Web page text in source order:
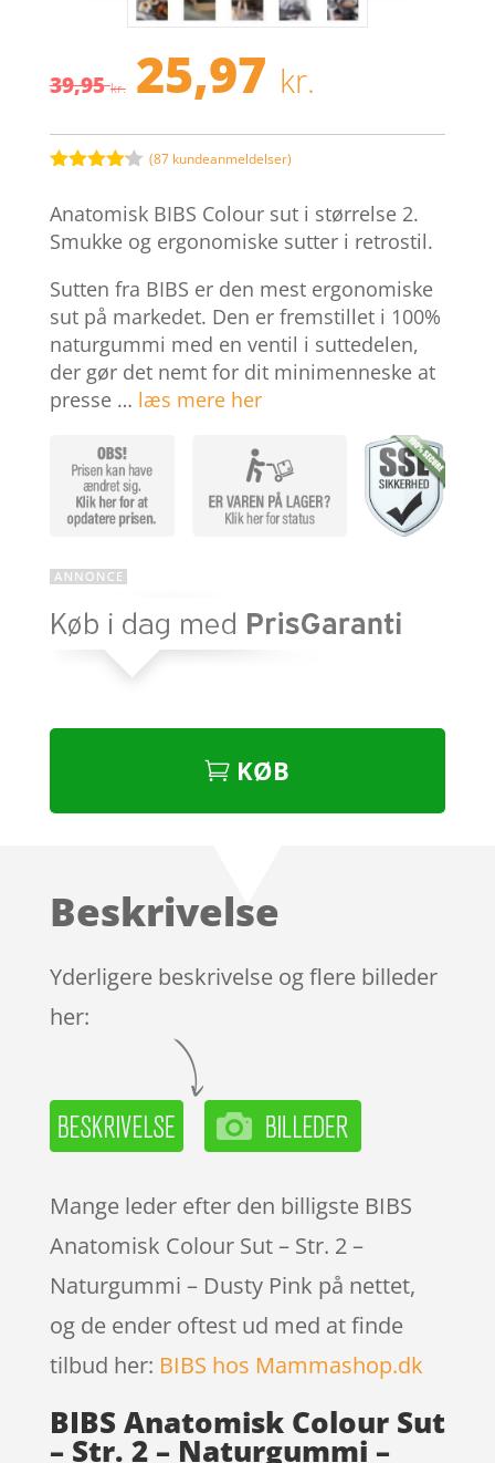
39,95kr. Den
oprindelige
pris
var:
39,95 kr..
25,97 kr.
pris
er:
ud af 5
baseret
på
mmelser
(87 kundeanmeldelser)
Anatomisk BIBS Colour sut i størrelse 2.
Smukke og ergonomiske sutter i retrostil.
Sutten fra BIBS er den mest ergonomiske
sut på markedet. Den er fremstillet i 100%
naturgummi med en ventil i suttedelen,
der gør det nemt for dit minimenneske at
presse … læs mere her
KØB
Beskrivelse
Yderligere beskrivelse og flere billeder
her:
Mange leder efter den billigste BIBS
Anatomisk Colour Sut – Str. 2 –
Naturgummi – Dusty Pink på nettet,
og de ender oftest ud med at finde
tilbud her: BIBS hos Mammashop.dk
BIBS Anatomisk Colour Sut
– Str. 2 – Naturgummi –